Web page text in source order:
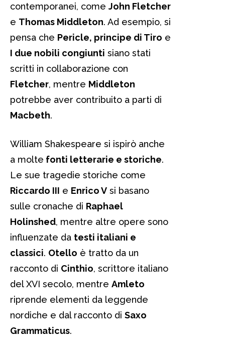
contemporanei, come John Fletcher
e Thomas Middleton. Ad esempio, si
pensa che Pericle, principe di Tiro e
I due nobili congiunti siano stati
scritti in collaborazione con
Fletcher, mentre Middleton
potrebbe aver contribuito a parti di
Macbeth.
William Shakespeare si ispirò anche
a molte fonti letterarie e storiche.
Le sue tragedie storiche come
Riccardo III e Enrico V si basano
sulle cronache di Raphael
Holinshed, mentre altre opere sono
influenzate da testi italiani e
classici. Otello è tratto da un
racconto di Cinthio, scrittore italiano
del XVI secolo, mentre Amleto
riprende elementi da leggende
nordiche e dal racconto di Saxo
Grammaticus.